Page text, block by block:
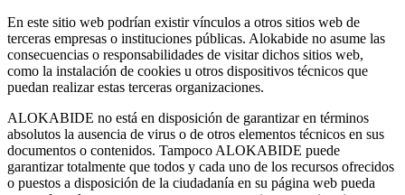
En este sitio web podrían existir vínculos a otros sitios web de
terceras empresas o instituciones públicas. Alokabide no asume las
consecuencias o responsabilidades de visitar dichos sitios web,
como la instalación de cookies u otros dispositivos técnicos que
puedan realizar estas terceras organizaciones.
ALOKABIDE no está en disposición de garantizar en términos
absolutos la ausencia de virus o de otros elementos técnicos en sus
documentos o contenidos. Tampoco ALOKABIDE puede
garantizar totalmente que todos y cada uno de los recursos ofrecidos
o puestos a disposición de la ciudadanía en su página web pueda